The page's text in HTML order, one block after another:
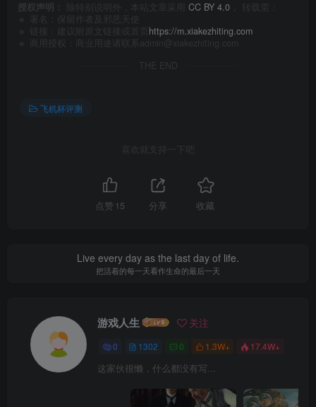
授权声明：
除特别说明外，本站文章采用 CC BY 4.0 ， 转载需：
🔹 署名：保留作者及 邪恶天使
🔹 链接：建议附原文链接或首页 https://m.xiakezhiting.com
🔹 商用授权：商业用途请联系admin@xiakezhiting.com
THE END
飞机杯评测
喜欢就支持一下吧
点赞 15 分享 收藏
Live every day as the last day of life.
把活着的每一天看作生命的最后一天
游戏人生 关注
0 1302 0 1.3W+ 17.4W+
这家伙很懒，什么都没有写...